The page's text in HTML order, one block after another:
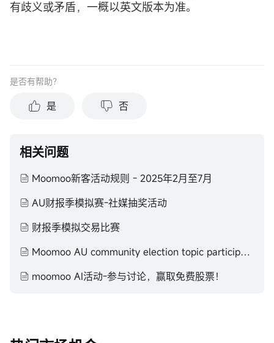
有歧义或矛盾，一概以英文版本为准。
是否有帮助？
是 否
相关问题
Moomoo新客活动规则 - 2025年2月至7月
AU财报季模拟赛-社媒抽奖活动
财报季模拟交易比赛
Moomoo AU community election topic participation T&C
moomoo AI活动-参与讨论，赢取免费股票！